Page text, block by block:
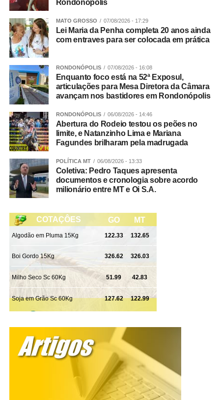
19h00 – Encerramento do Fórum e da Feira do
Veja Mais: Patrulha Mecanizada auxilia
produtores da agricultura familiar no
Assentamento Jonas Pinheiro
Fonte:Prefeitura de Sorriso – MT
WhatsApp
Facebook
Twitter
Messenger
LinkedIn
Share
Veja Mais:
Abertura oficial da Exporriso 2023
apresentação da dupla Hugo e Guilherme
Em Sorriso, o cadastro eleitoral pode ser feito no
Cartório Eleitoral, no Ganha Tempo Central e no
Ganha Tempo Zona Leste.
Central de Atendimento Ganha Tempo Central|
Segunda a sexta, das 7h às 17h:
Rua Mato Grosso, 2458 – Ganha Tempo Central
Segunda a sexta, das 7h às 17h:
Rua Panambi, 350 | Industrial 1.ª etapa
07h30 às 13h30
Fonte:Prefeitura de Sorriso – MT
WhatsApp
Facebook
Twitter
Messenger
LinkedIn
Share
Rondonópolis
MATO GROSSO 07/08/2026 - 17:29
Lei Maria da Penha completa 20 anos ainda
com entraves para ser colocada em prática
RONDONÓPOLIS 07/08/2026 - 16:08
Enquanto foco está na 52ª Exposul,
articulações para Mesa Diretora da Câmara
avançam nos bastidores em Rondonópolis
RONDONÓPOLIS 06/08/2026 - 14:46
Abertura do Rodeio testou os peões no
limite, e Natanzinho Lima e Mariana
Fagundes brilharam pela madrugada
POLÍTICA MT 06/08/2026 - 13:33
Coletiva: Pedro Taques apresenta
documentos e cronologia sobre acordo
milionário entre MT e Oi S.A.